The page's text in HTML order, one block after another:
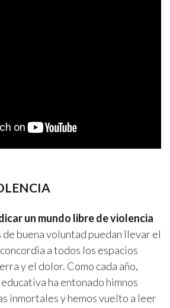
un mundo libre de violencia
buena voluntad puedan llevar el
a todos los espacios
y el dolor. Como cada año,
ha entonado himnos
inmortales y hemos vuelto a leer